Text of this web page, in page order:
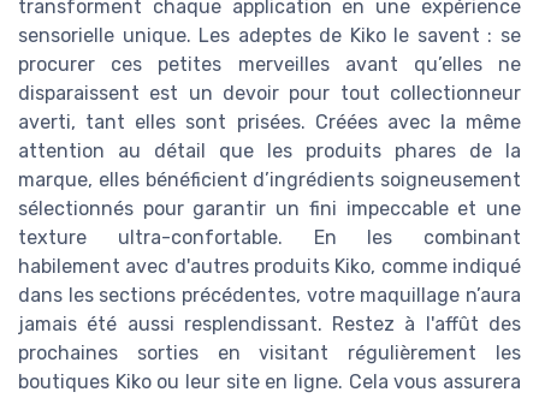
transforment chaque application en une expérience
sensorielle unique. Les adeptes de Kiko le savent : se
procurer ces petites merveilles avant qu’elles ne
disparaissent est un devoir pour tout collectionneur
averti, tant elles sont prisées. Créées avec la même
attention au détail que les produits phares de la
marque, elles bénéficient d’ingrédients soigneusement
sélectionnés pour garantir un fini impeccable et une
texture ultra-confortable. En les combinant
habilement avec d'autres produits Kiko, comme indiqué
dans les sections précédentes, votre maquillage n’aura
jamais été aussi resplendissant. Restez à l'affût des
prochaines sorties en visitant régulièrement les
boutiques Kiko ou leur site en ligne. Cela vous assurera